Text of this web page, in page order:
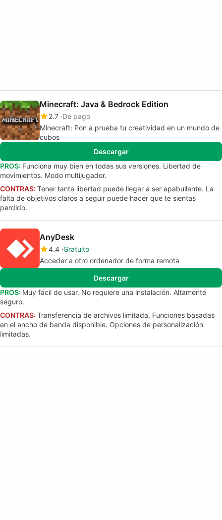
Minecraft: Java & Bedrock Edition
2.7 De pago
Minecraft: Pon a prueba tu creatividad en un mundo de
cubos
Descargar
PROS: Funciona muy bien en todas sus versiones. Libertad de
movimientos. Modo multijugador.
CONTRAS: Tener tanta libertad puede llegar a ser apabullante. La
falta de objetivos claros a seguir puede hacer que te sientas
perdido.
AnyDesk
4.4 Gratuito
Acceder a otro ordenador de forma remota
Descargar
PROS: Muy fácil de usar. No requiere una instalación. Altamente
seguro.
CONTRAS: Transferencia de archivos limitada. Funciones basadas
en el ancho de banda disponible. Opciones de personalización
limitadas.